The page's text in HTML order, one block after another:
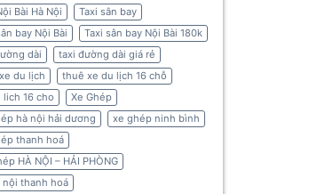
Bài Hà Nội
Taxi sân bay
bay Nội Bài
Taxi sân bay Nội Bài 180k
dài
taxi đường dài giá rẻ
du lịch
thuê xe du lịch 16 chỗ
lich 16 cho
Xe Ghép
hà nội hải dương
xe ghép ninh bình
thanh hoá
HÀ NỘI – HẢI PHÒNG
nội thanh hoá